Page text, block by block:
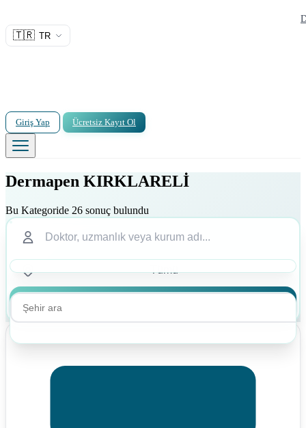
🇹🇷 TR
Giriş Yap Ücretsiz Kayıt Ol
Dermapen KIRKLARELİ
Bu Kategoride 26 sonuç bulundu